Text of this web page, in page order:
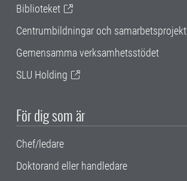
Biblioteket
Centrumbildningar och samarbetsprojekt
Gemensamma verksamhetsstödet
SLU Holding
För dig som är
Chef/ledare
Doktorand eller handledare